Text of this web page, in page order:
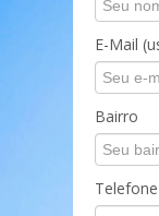
E-Mail
Bairro